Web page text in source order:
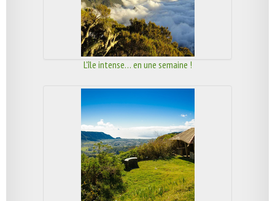
L'île intense… en une semaine !